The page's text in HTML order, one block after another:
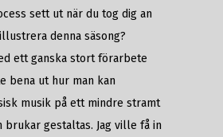
sett ut när du tog dig an
denna säsong?
ett ganska stort förarbete
bena ut hur man kan
musik på ett mindre stramt
brukar gestaltas. Jag ville få in